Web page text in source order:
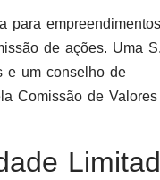
para
de ações. Uma
e um conselho de
Comissão de Valores